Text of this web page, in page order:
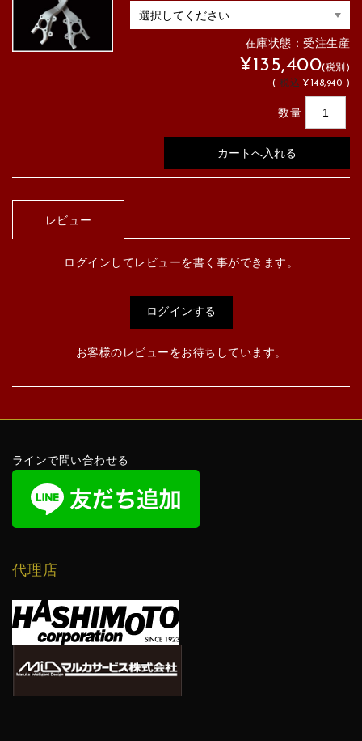
在庫状態：受注生産
¥135,400(税別)
(税込 ¥148,940 )
数量
レビュー
ログインしてレビューを書く事ができます。
ログインする
お客様のレビューをお待ちしています。
ラインで問い合わせる
代理店